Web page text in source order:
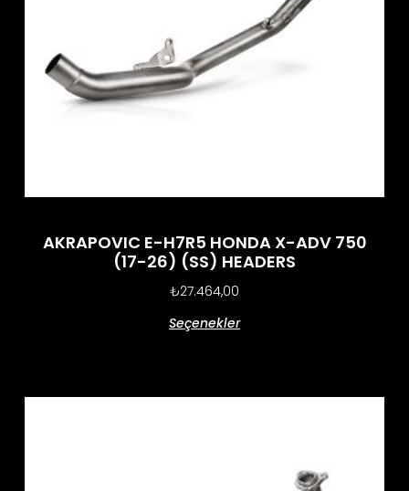
AKRAPOVIC E-H7R5 HONDA X-ADV 750
(17-26) (SS) HEADERS
₺27.464,00
Seçenekler